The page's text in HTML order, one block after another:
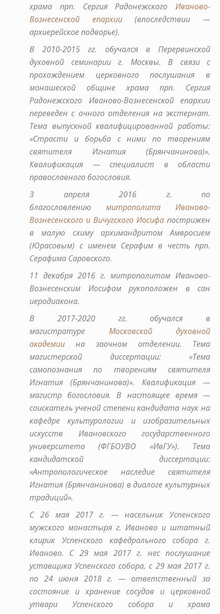
храма прп. Сергия Радонежского Иваново-
Вознесенской епархии(впоследствии —
архиерейское подворье).
В 2010-2015 гг. обучался в Перервинской
духовной семинарии г. Москвы. В связи с
прохождением церковного послушания в
монашеской общине храма прп. Сергия
Радонежского Иваново-Вознесенской епархии
переведен с очного отделения на экстернат.
Тема выпускной квалифицированной работы:
«Страсти и борьба с ними по творениям
святителя Игнатия (Брянчанинова)».
Квалификация — специалист в области
православного богословия.
3 апреля 2016 г. по
благословлению митрополита Иваново-
Вознесенского и Вичугского Иосифа пострижен
в малую схиму архимандритом Амвросием
(Юрасовым) с именем Серафим в честь прп.
Серафима Саровского.
11 декабря 2016 г. митрополитом Иваново-
Вознесенским Иосифом рукоположен в сан
иеродиакона.
В 2017-2020 гг. обучался в
магистратуре Московской духовной
академии на заочном отделении. Тема
магистерской диссертации: «Тема
самопознания по творениям святителя
Игнатия (Брянчанинова)». Квалификация —
магистр богословия. В настоящее время —
соискатель ученой степени кандидата наук на
кафедре культурологии и изобразительных
искусств Ивановского государственного
университета (ФГБОУВО «ИвГУ»). Тема
кандидатской диссертации:
«Антропологическое наследие святителя
Игнатия (Брянчанинова) в диалоге культурных
традиций».
С 26 мая 2017 г. — насельник Успенского
мужского монастыря г. Иваново и штатный
клирик Успенского кафедрального собора г.
Иваново. С 29 мая 2017 г. нес послушание
уставщика Успенского собора, с 29 мая 2017 г.
по 24 июня 2018 г. — ответственный за
состояние и хранение сосудов и церковной
утвари Успенского собора и храма